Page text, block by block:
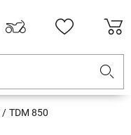
TDM 850